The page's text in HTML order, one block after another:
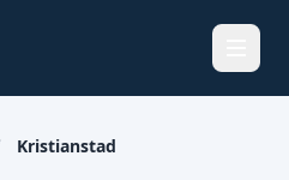
Kristianstad